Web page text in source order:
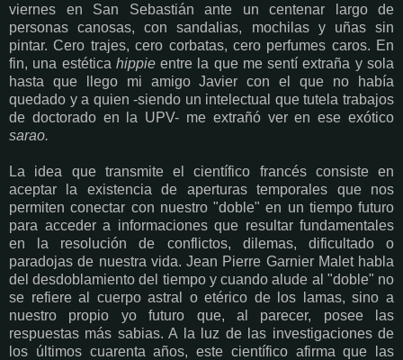
viernes en San Sebastián ante un centenar largo de
personas canosas, con sandalias, mochilas y uñas sin
pintar. Cero trajes, cero corbatas, cero perfumes caros. En
fin, una estética hippieentre la que me sentí extraña y sola
hasta que llego mi amigo Javier con el que no había
quedado y a quien -siendo un intelectual que tutela trabajos
de doctorado en la UPV- me extrañó ver en ese exótico
sarao.
La idea que transmite el científico francés consiste en
aceptar la existencia de aperturas temporales que nos
permiten conectar con nuestro "doble" en un tiempo futuro
para acceder a informaciones que resultar fundamentales
en la resolución de conflictos, dilemas, dificultado o
paradojas de nuestra vida. Jean Pierre Garnier Malet habla
del desdoblamiento del tiempo y cuando alude al "doble" no
se refiere al cuerpo astral o etérico de los lamas, sino a
nuestro propio yo futuro que, al parecer, posee las
respuestas más sabias. A la luz de las investigaciones de
los últimos cuarenta años, este científico afirma que las